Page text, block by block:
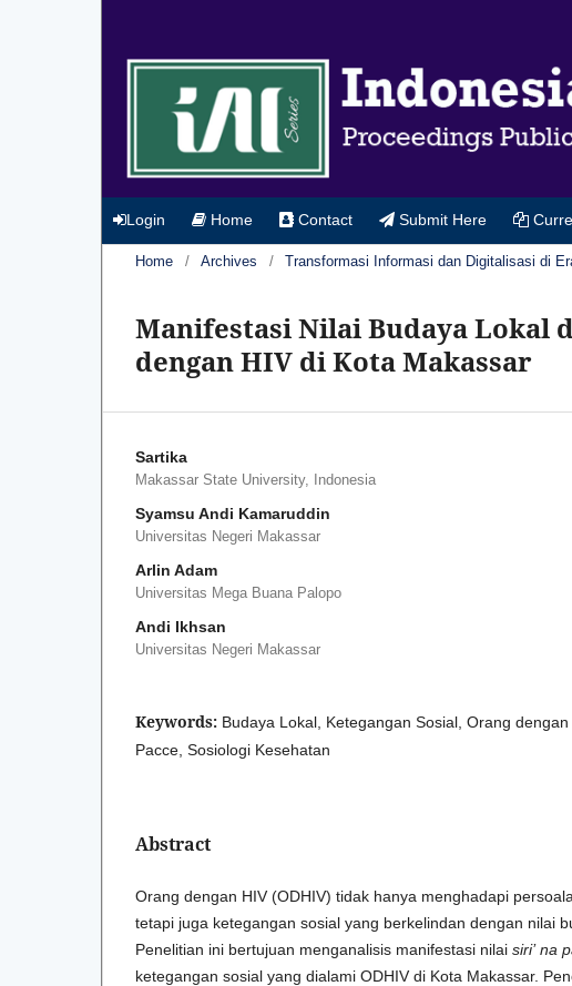
Login Home Contact Submit Here
Home / Archives / Transformasi Informasi dan Digitalisasi di
Manifestasi Nilai Budaya Lokal
dengan HIV di Kota Makassar
Sartika
Makassar State University, Indonesia
Syamsu Andi Kamaruddin
Universitas Negeri Makassar
Arlin Adam
Universitas Mega Buana Palopo
Andi Ikhsan
Universitas Negeri Makassar
Keywords: Budaya Lokal, Ketegangan Sosial, Orang dengan
Pacce, Sosiologi Kesehatan
Abstract
Orang dengan HIV (ODHIV) tidak hanya menghadapi
tetapi juga ketegangan sosial yang berkelindan dengan nilai
Penelitian ini bertujuan menganalisis manifestasi nilai siri’ na
ketegangan sosial yang dialami ODHIV di Kota Makassar.